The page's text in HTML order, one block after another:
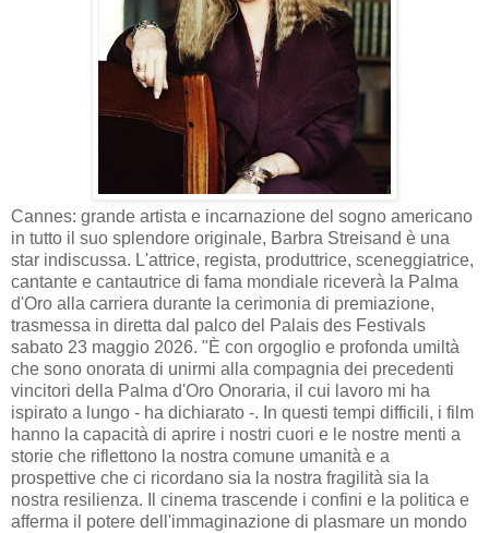
Cannes: grande artista e incarnazione del sogno americano
in tutto il suo splendore originale, Barbra Streisand è una
star indiscussa. L'attrice, regista, produttrice, sceneggiatrice,
cantante e cantautrice di fama mondiale riceverà la Palma
d'Oro alla carriera durante la cerimonia di premiazione,
trasmessa in diretta dal palco del Palais des Festivals
sabato 23 maggio 2026. "È con orgoglio e profonda umiltà
che sono onorata di unirmi alla compagnia dei precedenti
vincitori della Palma d'Oro Onoraria, il cui lavoro mi ha
ispirato a lungo - ha dichiarato -. In questi tempi difficili, i film
hanno la capacità di aprire i nostri cuori e le nostre menti a
storie che riflettono la nostra comune umanità e a
prospettive che ci ricordano sia la nostra fragilità sia la
nostra resilienza. Il cinema trascende i confini e la politica e
afferma il potere dell'immaginazione di plasmare un mondo